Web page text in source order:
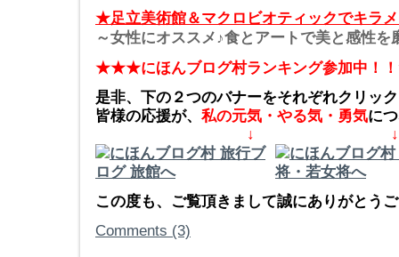
★足立美術館＆マクロビオティックでキラ
～女性にオススメ♪食とアートで美と感性を
★★★にほんブログ村ランキング参加中
是非、下の２つのバナーをそれぞれクリッ
皆様の応援が、 私の元気・やる気・勇気に
↓ ↓
この度も、ご覧頂きまして誠にありがと
Comments (3)